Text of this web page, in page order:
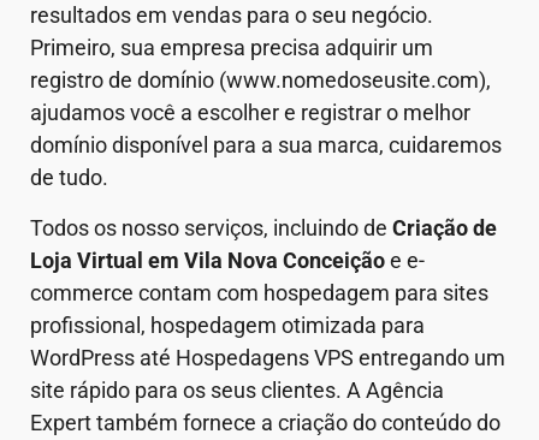
resultados em vendas para o seu negócio.
Primeiro, sua empresa precisa adquirir um
registro de domínio (www.nomedoseusite.com),
ajudamos você a escolher e registrar o melhor
domínio disponível para a sua marca, cuidaremos
de tudo.
Todos os nosso serviços, incluindo de Criação de
Loja Virtual em Vila Nova Conceiçãoe e-
commerce contam com hospedagem para sites
profissional, hospedagem otimizada para
WordPress até Hospedagens VPS entregando um
site rápido para os seus clientes. A Agência
Expert também fornece a criação do conteúdo do